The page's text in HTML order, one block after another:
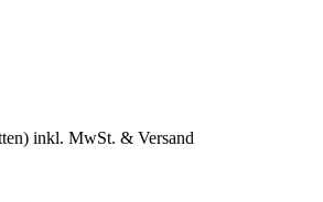
inkl. MwSt. & Versand